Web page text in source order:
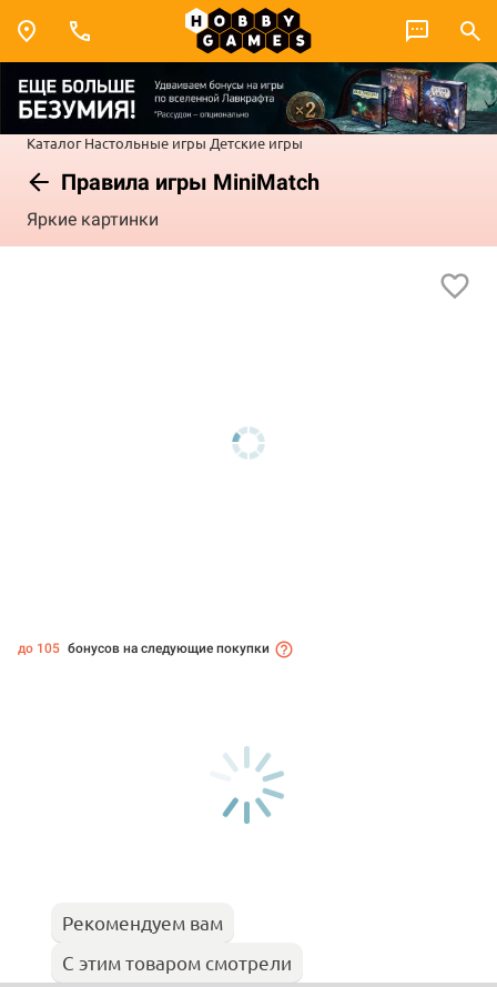
Каталог Настольные игры Детские игры
Правила игры MiniMatch
Яркие картинки
до 105 бонусов на следующие покупки
Рекомендуем вам
С этим товаром смотрели